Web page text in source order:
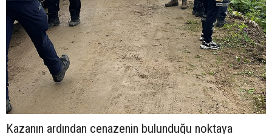
Kazanın ardından cenazenin bulunduğu noktaya